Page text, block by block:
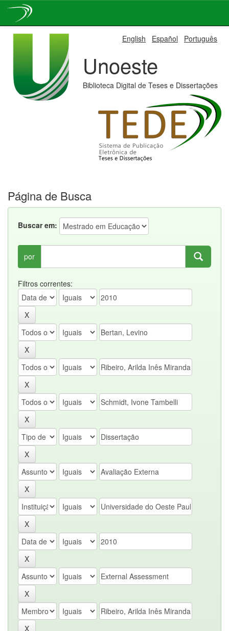
English Español Português
Unoeste
Biblioteca Digital de Teses e Dissertações
Página de Busca
Buscar em:
por
Filtros correntes: